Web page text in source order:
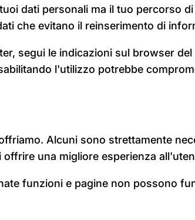
dati personali ma il tuo percorso
che evitano il reinserimento di
segui le indicazioni sul browser
l'utilizzo potrebbe
Alcuni sono strettamente
una migliore esperienza
funzioni e pagine non possono